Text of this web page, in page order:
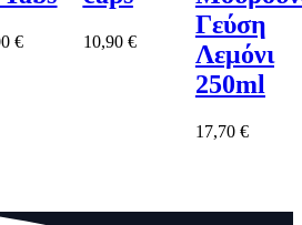
€ 10,90 €
Γεύση
Λεμόνι
250ml
17,70 €